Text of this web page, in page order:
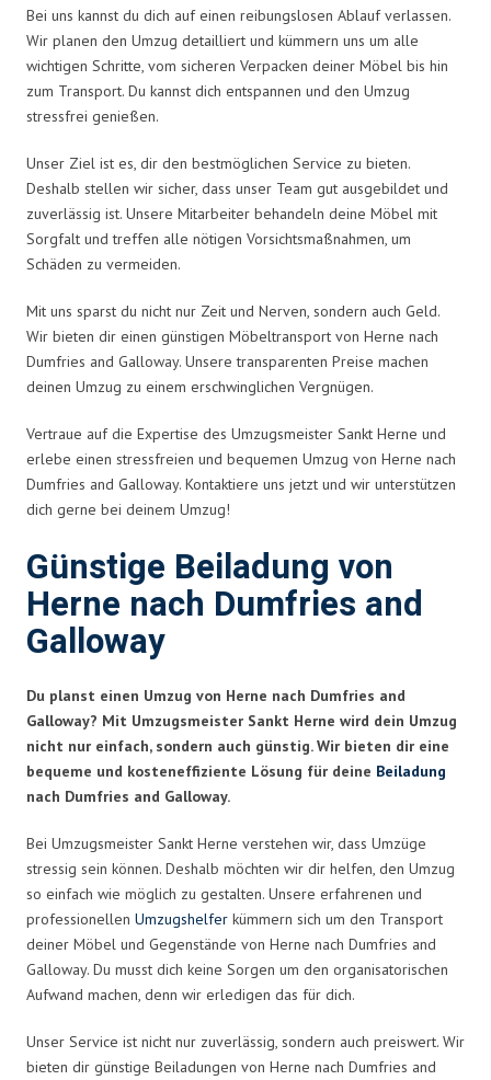
Bei uns kannst du dich auf einen reibungslosen Ablauf verlassen.
Wir planen den Umzug detailliert und kümmern uns um alle
wichtigen Schritte, vom sicheren Verpacken deiner Möbel bis hin
zum Transport. Du kannst dich entspannen und den Umzug
stressfrei genießen.
Unser Ziel ist es, dir den bestmöglichen Service zu bieten.
Deshalb stellen wir sicher, dass unser Team gut ausgebildet und
zuverlässig ist. Unsere Mitarbeiter behandeln deine Möbel mit
Sorgfalt und treffen alle nötigen Vorsichtsmaßnahmen, um
Schäden zu vermeiden.
Mit uns sparst du nicht nur Zeit und Nerven, sondern auch Geld.
Wir bieten dir einen günstigen Möbeltransport von Herne nach
Dumfries and Galloway. Unsere transparenten Preise machen
deinen Umzug zu einem erschwinglichen Vergnügen.
Vertraue auf die Expertise des Umzugsmeister Sankt Herne und
erlebe einen stressfreien und bequemen Umzug von Herne nach
Dumfries and Galloway. Kontaktiere uns jetzt und wir unterstützen
dich gerne bei deinem Umzug!
Günstige Beiladung von
Herne nach Dumfries and
Galloway
Du planst einen Umzug von Herne nach Dumfries and
Galloway? Mit Umzugsmeister Sankt Herne wird dein Umzug
nicht nur einfach, sondern auch günstig. Wir bieten dir eine
bequeme und kosteneffiziente Lösung für deine Beiladung
nach Dumfries and Galloway.
Bei Umzugsmeister Sankt Herne verstehen wir, dass Umzüge
stressig sein können. Deshalb möchten wir dir helfen, den Umzug
so einfach wie möglich zu gestalten. Unsere erfahrenen und
professionellen Umzugshelfer kümmern sich um den Transport
deiner Möbel und Gegenstände von Herne nach Dumfries and
Galloway. Du musst dich keine Sorgen um den organisatorischen
Aufwand machen, denn wir erledigen das für dich.
Unser Service ist nicht nur zuverlässig, sondern auch preiswert. Wir
bieten dir günstige Beiladungen von Herne nach Dumfries and